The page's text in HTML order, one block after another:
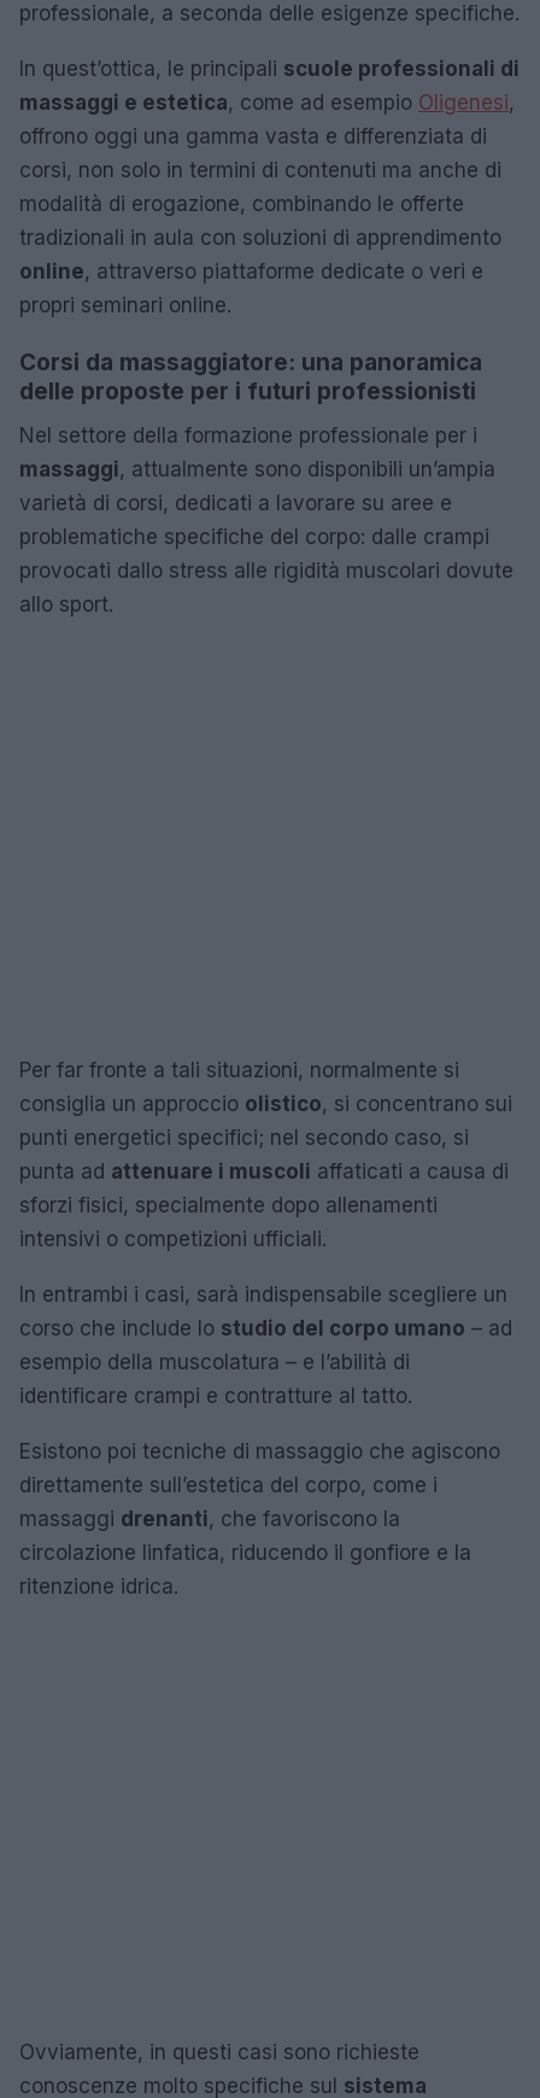
professionale, a seconda delle esigenze specifiche.
In quest’ottica, le principali scuole professionali di
massaggi e estetica, come ad esempio Oligenesi,
offrono oggi una gamma vasta e differenziata di
corsi, non solo in termini di contenuti ma anche di
modalità di erogazione, combinando le offerte
tradizionali in aula con soluzioni di apprendimento
online, attraverso piattaforme dedicate o veri e
propri seminari online.
Corsi da massaggiatore: una panoramica
delle proposte per i futuri professionisti
Nel settore della formazione professionale per i
massaggi, attualmente sono disponibili un’ampia
varietà di corsi, dedicati a lavorare su aree e
problematiche specifiche del corpo: dalle crampi
provocati dallo stress alle rigidità muscolari dovute
allo sport.
Per far fronte a tali situazioni, normalmente si
consiglia un approccio olistico, si concentrano sui
punti energetici specifici; nel secondo caso, si
punta ad attenuare i muscoli affaticati a causa di
sforzi fisici, specialmente dopo allenamenti
intensivi o competizioni ufficiali.
In entrambi i casi, sarà indispensabile scegliere un
corso che include lo studio del corpo umano – ad
esempio della muscolatura – e l’abilità di
identificare crampi e contratture al tatto.
Esistono poi tecniche di massaggio che agiscono
direttamente sull’estetica del corpo, come i
massaggi drenanti, che favoriscono la
circolazione linfatica, riducendo il gonfiore e la
ritenzione idrica.
Ovviamente, in questi casi sono richieste
conoscenze molto specifiche sul sistema